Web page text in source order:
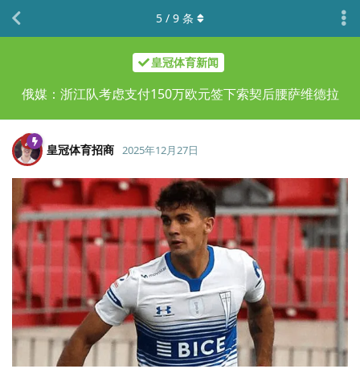
皇冠体育新闻
俄媒：浙江队考虑支付150万欧元签下索契后腰萨维德拉
5 / 9 条
皇冠体育招商 2025年12月27日